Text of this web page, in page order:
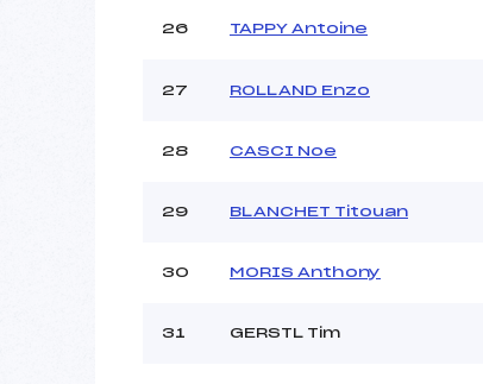
26 TAPPY Antoine
27 ROLLAND Enzo
28 CASCI Noe
29 BLANCHET Titouan
30 MORIS Anthony
31 GERSTL Tim